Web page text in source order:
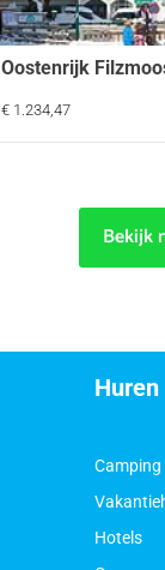
Oostenrijk
€ 1.234,47
Bekijk
Huren
Camping
Hotels